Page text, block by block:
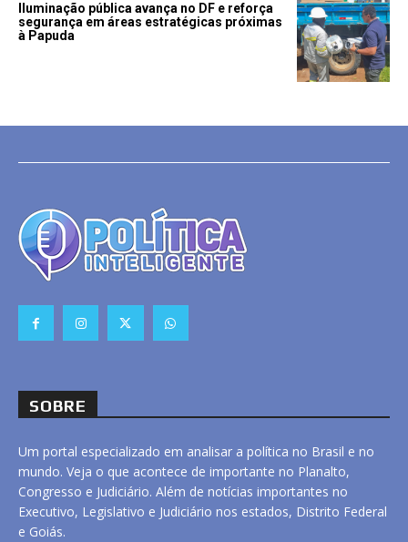
Iluminação pública avança no DF e reforça
segurança em áreas estratégicas próximas
à Papuda
SOBRE
Um portal especializado em analisar a política no Brasil e no
mundo. Veja o que acontece de importante no Planalto,
Congresso e Judiciário. Além de notícias importantes no
Executivo, Legislativo e Judiciário nos estados, Distrito Federal
e Goiás.